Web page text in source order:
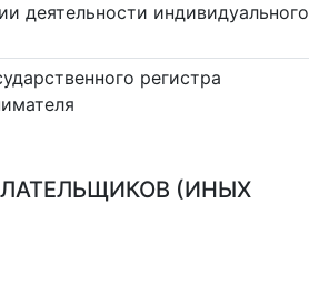
деятельности индивидуального
регистра
(ИНЫХ